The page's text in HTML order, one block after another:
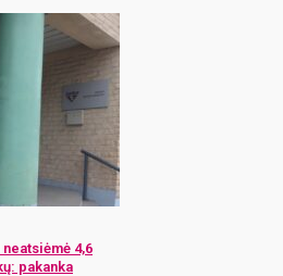
4,6
pakanka